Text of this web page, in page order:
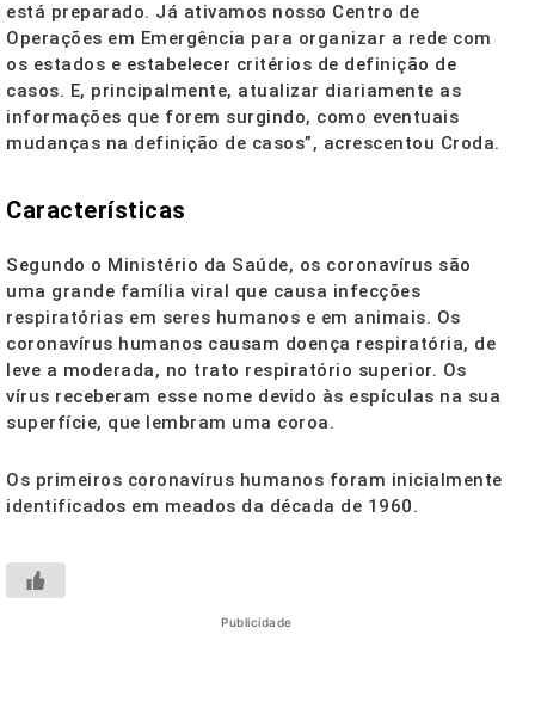
está preparado. Já ativamos nosso Centro de
Operações em Emergência para organizar a rede com
os estados e estabelecer critérios de definição de
casos. E, principalmente, atualizar diariamente as
informações que forem surgindo, como eventuais
mudanças na definição de casos”, acrescentou Croda.
Características
Segundo o Ministério da Saúde, os coronavírus são
uma grande família viral que causa infecções
respiratórias em seres humanos e em animais. Os
coronavírus humanos causam doença respiratória, de
leve a moderada, no trato respiratório superior. Os
vírus receberam esse nome devido às espículas na sua
superfície, que lembram uma coroa.
Os primeiros coronavírus humanos foram inicialmente
identificados em meados da década de 1960.
Publicidade